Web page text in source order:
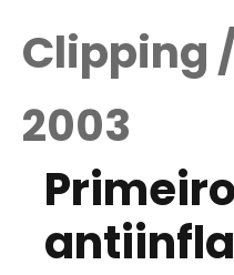
Clipping
2003